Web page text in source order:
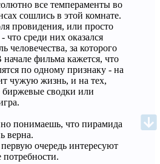
все темпераменты во
сошлись в этой комнате.
провидения, или просто
что среди них оказался
человечества, за которого
фильма кажется, что
по одному признаку - на
чужую жизнь, и на тех,
биржевые сводки или
понимаешь, что пирамида
верна.
очередь интересуют